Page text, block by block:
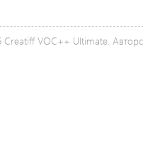
VOC++ Ultimate.